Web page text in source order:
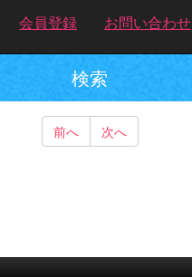
会員登録 お問い合わせ
検索
前へ 次へ